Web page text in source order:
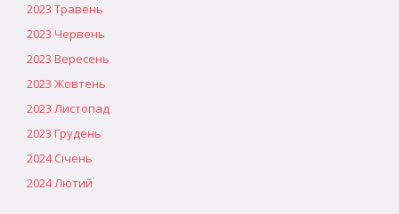
2023 Травень
2023 Червень
2023 Вересень
2023 Жовтень
2023 Листопад
2023 Грудень
2024 Січень
2024 Лютий